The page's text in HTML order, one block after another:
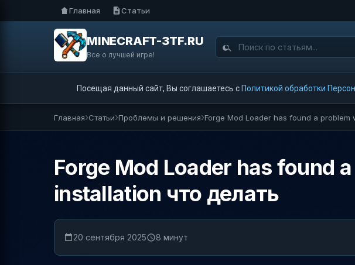
Главная Статьи
MINECRAFT-3TF.RU
Все о лучшей игре!
Посещая данный сайт, Вы соглашаетесь с Политикой обработки
Главная Статьи Проблемы и решения Forge Mod Loader has found a
Forge Mod Loader has found
installation что делать
20 сентября 2025 8 минут